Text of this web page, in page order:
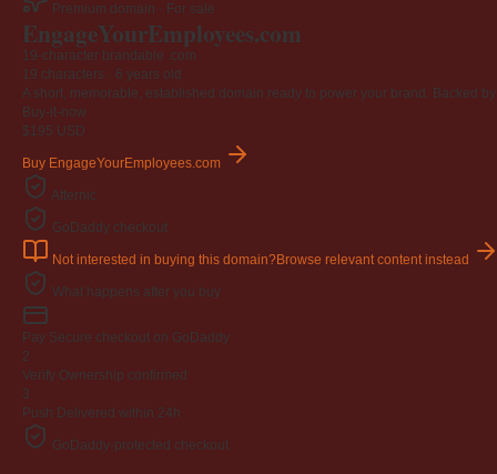
Premium domain · For sale
EngageYourEmployees.com
19-character brandable .com
19 characters · 6 years old
A short, memorable, established domain ready to power your brand. Backed
Buy-it-now
$195 USD
Buy EngageYourEmployees.com
Afternic
GoDaddy checkout
Not interested in buying this domain?Browse relevant content instead
What happens after you buy
Pay Secure checkout on GoDaddy
2
Verify Ownership confirmed
3
Push Delivered within 24h
GoDaddy-protected checkout